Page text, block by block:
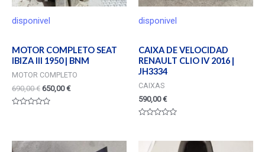
disponivel
MOTOR COMPLETO SEAT
IBIZA III 1950 | BNM
MOTOR COMPLETO
690,00€ 650,00€
5
disponivel
CAIXA DE VELOCIDAD
RENAULT CLIO IV 2016 |
JH3334
CAIXAS
590,00€